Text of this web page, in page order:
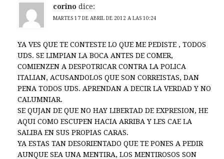
corino dice:
MARTES 17 DE ABRIL DE 2012 A LAS 10:24
YA VES QUE TE CONTESTE LO QUE ME PEDISTE , TODOS
UDS. SE LIMPIAN LA BOCA ANTES DE COMER,
COMIENZEN A DESPOTRICAR CONTRA LA POLICA
ITALIAN, ACUSANDOLOS QUE SON CORREISTAS, DAN
PENA TODOS UDS. APRENDAN A DECIR LA VERDAD Y NO
CALUMNIAR.
SE QUJAN DE QUE NO HAY LIBERTAD DE EXPRESION, HE
AQUI COMO ESCUPEN HACIA ARRIBA Y LES CAE LA
SALIBA EN SUS PROPIAS CARAS.
YA ESTAS TAN DESORIENTADO QUE TE PONES A PEDIR
AUNQUE SEA UNA MENTIRA, LOS MENTIROSOS SON